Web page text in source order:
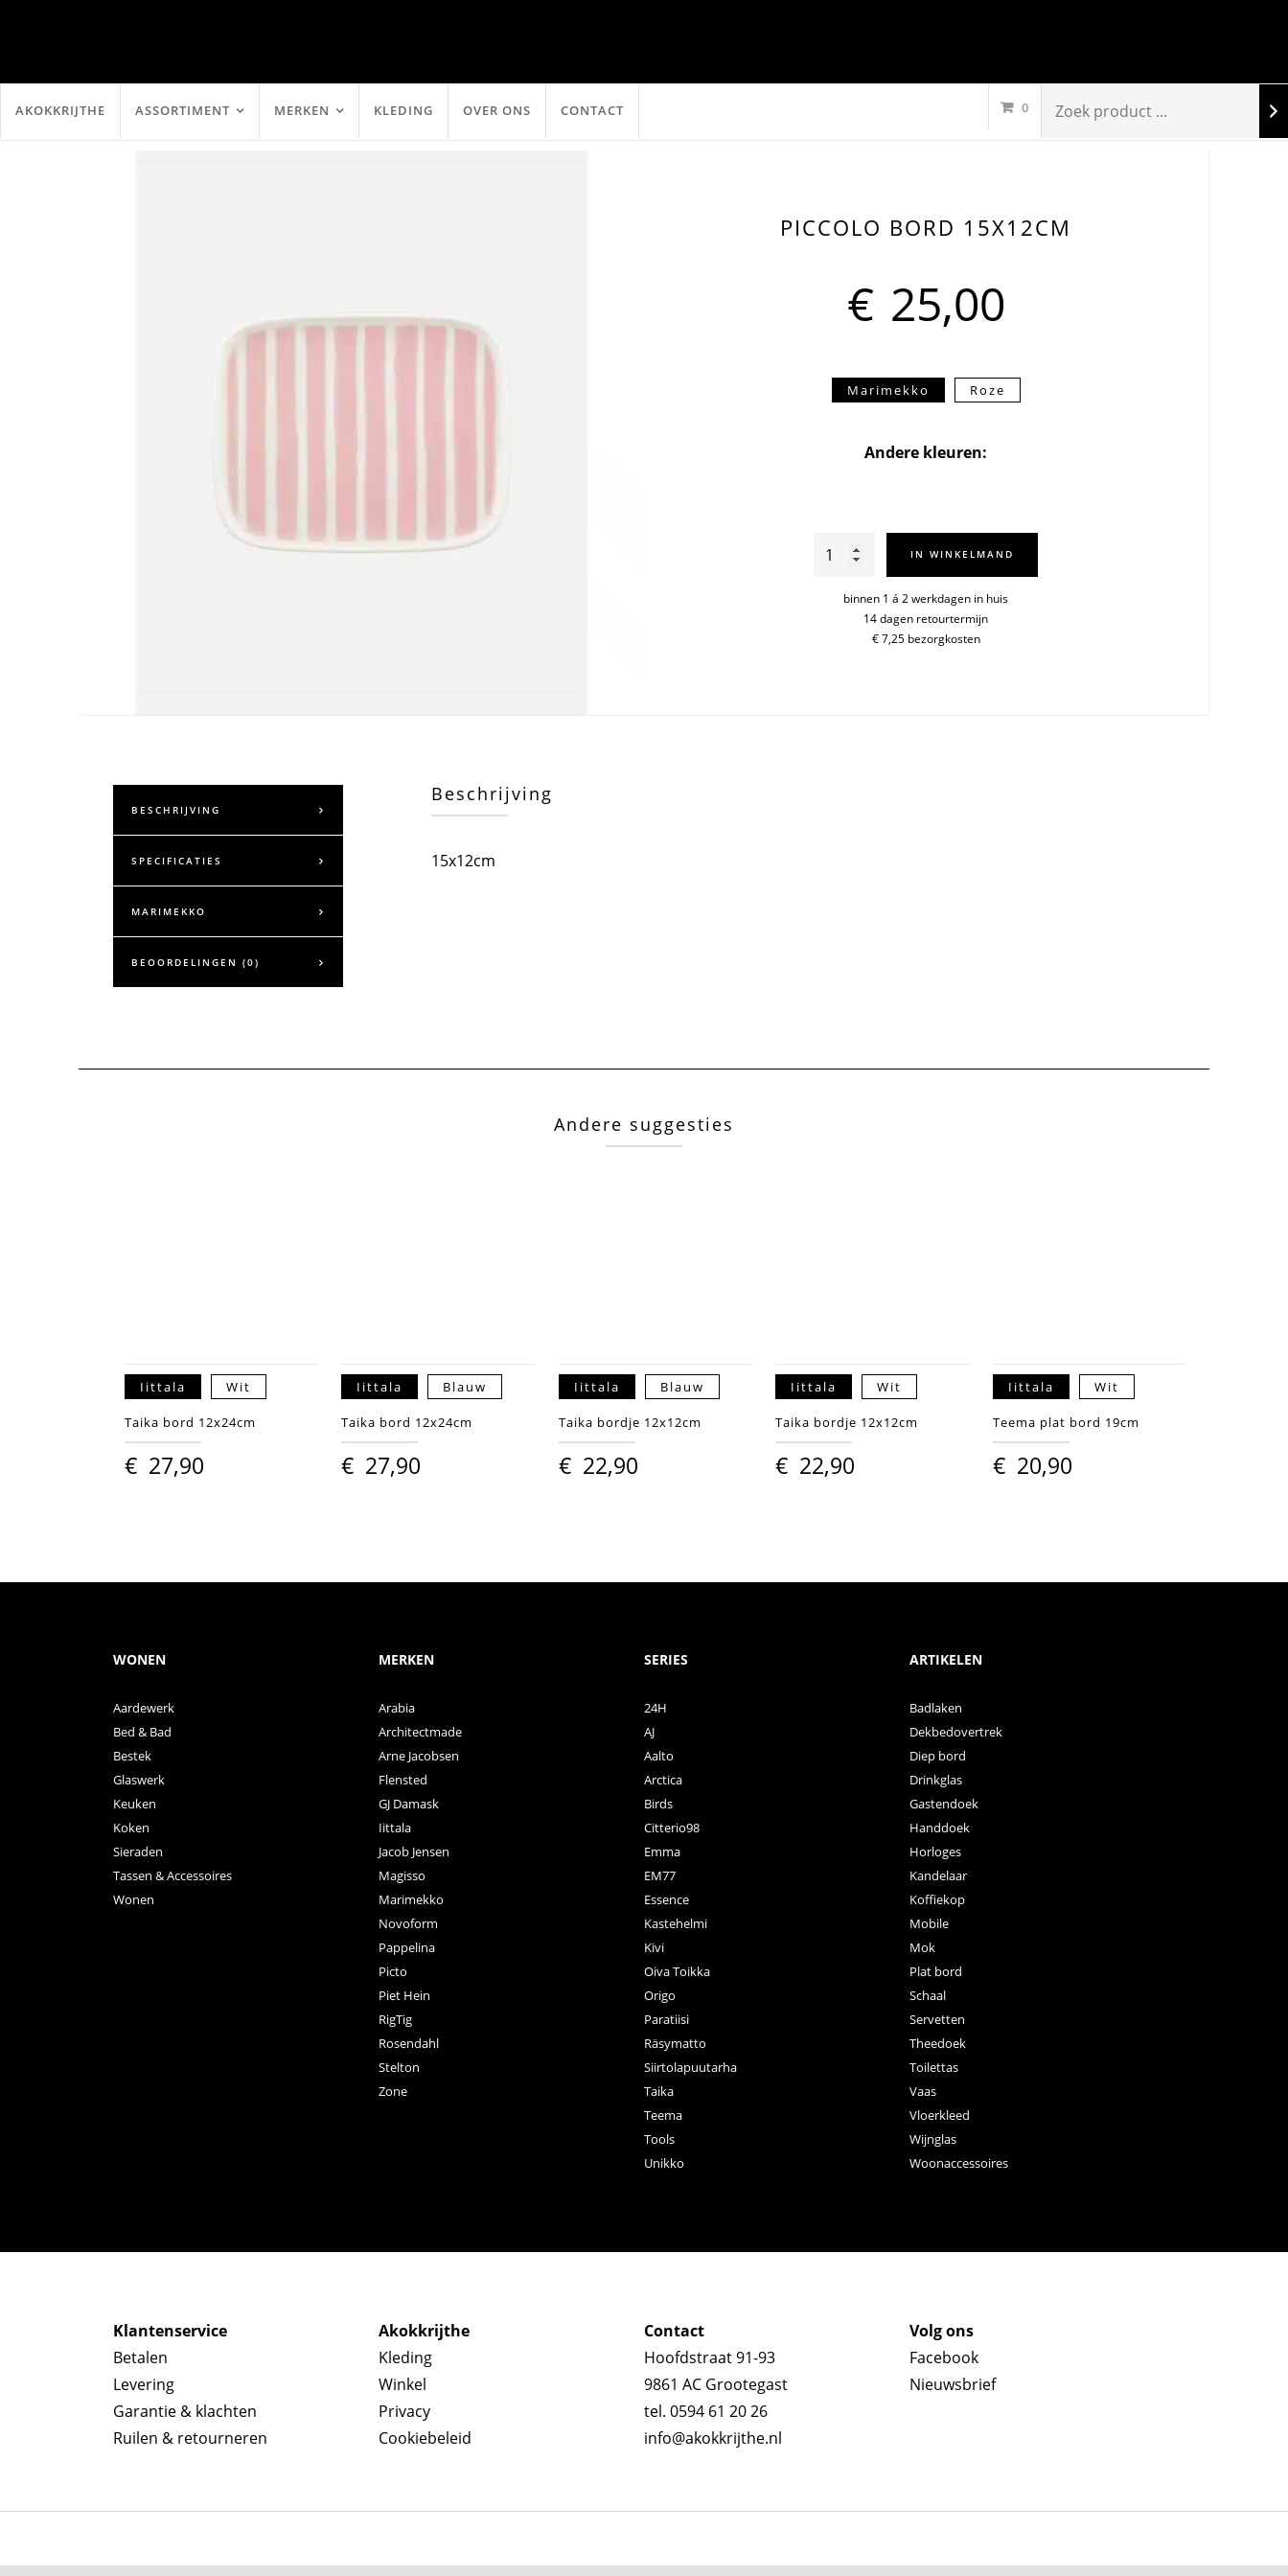
AKOKKRIJTHE ASSORTIMENT MERKEN KLEDING OVER ONS CONTACT 0
PICCOLO BORD 15X12CM
€ 25,00
Marimekko Roze
Andere kleuren:
Piccolo
15x12cm
IN WINKELMAND
binnen 1 á 2 werkdagen in huis
14 dagen retourtermijn
€ 7,25 bezorgkosten
BESCHRIJVING
SPECIFICATIES
MARIMEKKO
BEOORDELINGEN (0)
Beschrijving
15x12cm
Andere suggesties
Iittala Wit
Taika bord 12x24cm
€ 27,90
Iittala Blauw
Taika bord 12x24cm
€ 27,90
Iittala Blauw
Taika bordje 12x12cm
€ 22,90
Iittala Wit
Taika bordje 12x12cm
€ 22,90
Iittala Wit
Teema plat bord 19cm
€ 20,90
WONEN
Aardewerk
Bed & Bad
Bestek
Glaswerk
Keuken
Koken
Sieraden
Tassen & Accessoires
Wonen
MERKEN
Arabia
Architectmade
Arne Jacobsen
Flensted
GJ Damask
Iittala
Jacob Jensen
Magisso
Marimekko
Novoform
Pappelina
Picto
Piet Hein
RigTig
Rosendahl
Stelton
Zone
SERIES
24H
AJ
Aalto
Arctica
Birds
Citterio98
Emma
EM77
Essence
Kastehelmi
Kivi
Oiva Toikka
Origo
Paratiisi
Räsymatto
Siirtolapuutarha
Taika
Teema
Tools
Unikko
ARTIKELEN
Badlaken
Dekbedovertrek
Diep bord
Drinkglas
Gastendoek
Handdoek
Horloges
Kandelaar
Koffiekop
Mobile
Mok
Plat bord
Schaal
Servetten
Theedoek
Toilettas
Vaas
Vloerkleed
Wijnglas
Woonaccessoires
Klantenservice
Betalen
Levering
Garantie & klachten
Ruilen & retourneren
Akokkrijthe
Kleding
Winkel
Privacy
Cookiebeleid
Contact
Hoofdstraat 91-93
9861 AC Grootegast
tel. 0594 61 20 26
info@akokkrijthe.nl
Volg ons
Facebook
Nieuwsbrief